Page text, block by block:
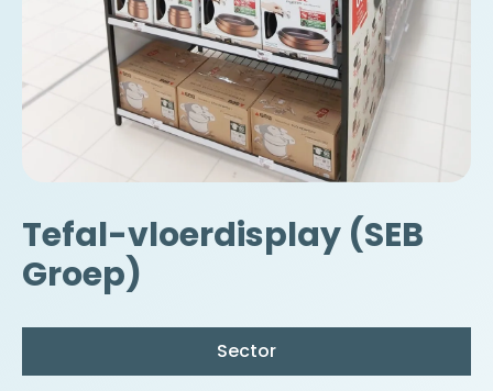
Tefal-vloerdisplay (SEB
Groep)
Sector